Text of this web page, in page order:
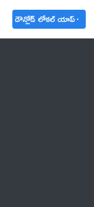
డౌన్లోడ్ లోకల్ యాప్